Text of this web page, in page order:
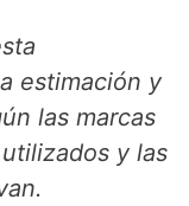
estimación y
las marcas
y las